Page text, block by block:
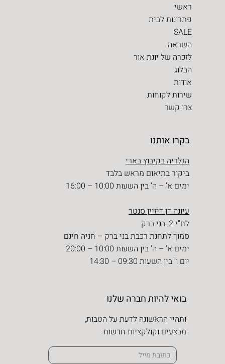
בקרו אותנו
הגלריה בקיבוץ בארי
ביקור בתיאום מראש בלבד
ימים א’ – ה’ בין השעות 10:00 – 16:00
עיונה דן דיזיין סנטר
לח”י 2, בני ברק
סמוך לתחנת רכבת בני ברק – חניה חינם
ימים א’ – ה’ בין השעות 10:00 – 20:00
יום ו’ בין השעות 09:30 – 14:30
ראשי
פתרונות לבית
SALE
השראה
לזכרה של יונת אור
הבלוג
אודות
שירות לקוחות
צרו קשר
בואי להיות חברה שלנו
ותהיי הראשונה לדעת על הטבות,
מבצעים וקולקציות חדשות